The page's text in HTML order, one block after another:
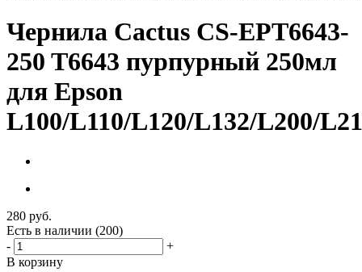
Чернила Cactus CS-EPT6643-
250 T6643 пурпурный 250мл
для Epson
L100/L110/L120/L132/L200/
280 руб.
Есть в наличии (200)
-
+
В корзину